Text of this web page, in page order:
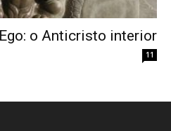
o Anticristo interior
11